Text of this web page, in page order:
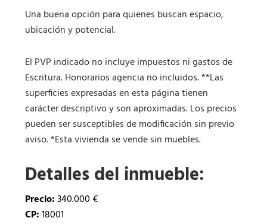
Una buena opción para quienes buscan espacio,
ubicación y potencial.
El PVP indicado no incluye impuestos ni gastos de
Escritura. Honorarios agencia no incluidos. **Las
superficies expresadas en esta página tienen
carácter descriptivo y son aproximadas. Los precios
pueden ser susceptibles de modificación sin previo
aviso. *Esta vivienda se vende sin muebles.
Detalles del inmueble:
Precio:340.000 €
CP:18001